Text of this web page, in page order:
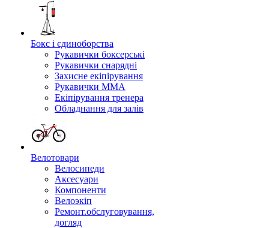
Бокс і єдиноборства
Рукавички боксерські
Рукавички снарядні
Захисне екіпірування
Рукавички ММА
Екіпірування тренера
Обладнання для залів
Велотовари
Велосипеди
Аксесуари
Компоненти
Велоэкіп
Ремонт.обслуговування,
догляд